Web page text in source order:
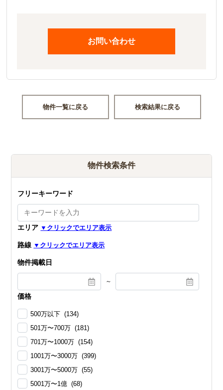
お問い合わせ
物件一覧に戻る 検索結果に戻る
物件検索条件
フリーキーワード
エリア
路線
物件掲載日
～
価格
500万以下 (134)
501万〜700万 (181)
701万〜1000万 (154)
1001万〜3000万 (399)
3001万〜5000万 (55)
5001万〜1億 (68)